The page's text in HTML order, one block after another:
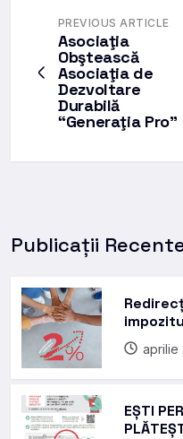
PREVIOUS ARTICLE
Asociaţia
Obştească
Asociaţia de
Dezvoltare
Durabilă
“Generaţia Pro”
Publicații
aprilie
EȘTI